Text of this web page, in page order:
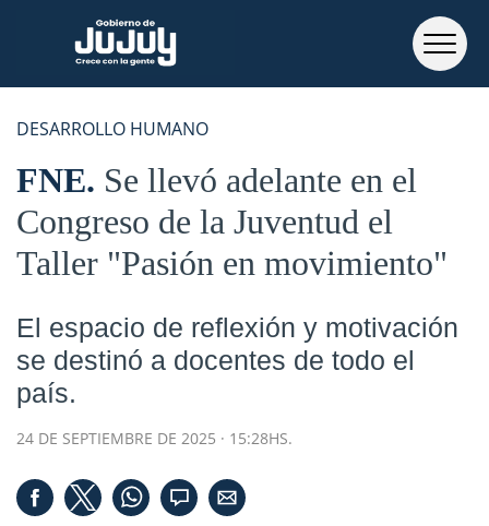
DESARROLLO HUMANO
FNE Se llevó adelante en el
Congreso de la Juventud el
Taller "Pasión en movimiento"
El espacio de reflexión y motivación
se destinó a docentes de todo el
país.
24 DE SEPTIEMBRE DE 2025 · 15:28HS.